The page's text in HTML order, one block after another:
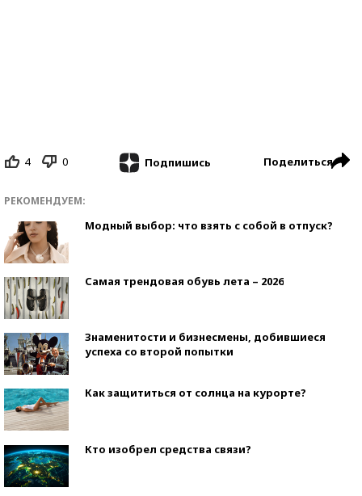
4 0 Подпишись Поделиться
РЕКОМЕНДУЕМ:
Модный выбор: что взять с собой в отпуск?
Самая трендовая обувь лета – 2026
Знаменитости и бизнесмены, добившиеся
успеха со второй попытки
Как защититься от солнца на курорте?
Кто изобрел средства связи?